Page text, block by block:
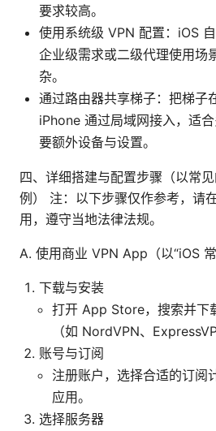
要求较高。
使用系统级 VPN 配置：iOS
企业级需求或二级代理使用场
杂。
通过路由器共享梯子：把梯子
iPhone 通过局域网接入，适
要额外设备与设置。
四、详细搭建与配置步骤（以常
例） 注：以下步骤仅作参考，请
用，遵守当地法律法规。
A. 使用商业 VPN App（以“iOS 常
下载与安装
打开 App Store，搜索并下
（如 NordVPN、
账号与订阅
注册账户，选择合适的订阅
应用。
选择服务器